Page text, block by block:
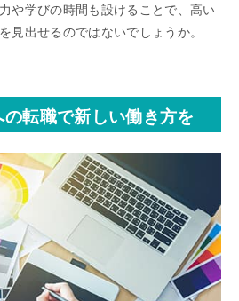
や学びの時間も設けることで、高い
見出せるのではないでしょうか。
転職で新しい働き方を